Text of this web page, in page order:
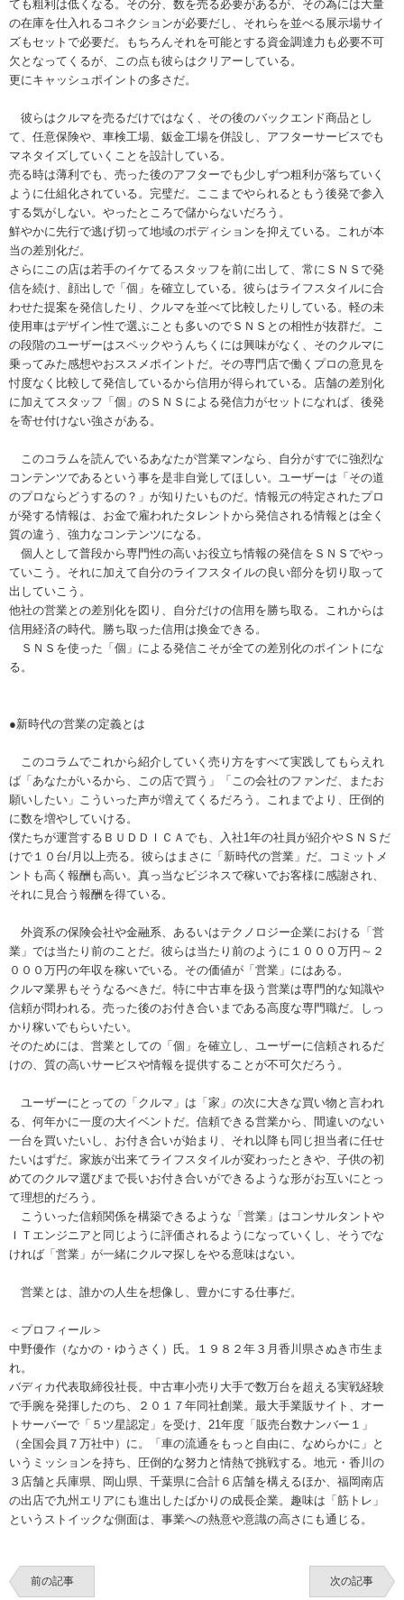
ても粗利は低くなる。その分、数を売る必要があるが、その為には大量
の在庫を仕入れるコネクションが必要だし、それらを並べる展示場サイ
ズもセットで必要だ。もちろんそれを可能とする資金調達力も必要不可
欠となってくるが、この点も彼らはクリアーしている。
更にキャッシュポイントの多さだ。
彼らはクルマを売るだけではなく、その後のバックエンド商品とし
て、任意保険や、車検工場、鈑金工場を併設し、アフターサービスでも
マネタイズしていくことを設計している。
売る時は薄利でも、売った後のアフターでも少しずつ粗利が落ちていく
ように仕組化されている。完璧だ。ここまでやられるともう後発で参入
する気がしない。やったところで儲からないだろう。
鮮やかに先行で逃げ切って地域のポディションを抑えている。これが本
当の差別化だ。
さらにこの店は若手のイケてるスタッフを前に出して、常にＳＮＳで発
信を続け、顔出しで「個」を確立している。彼らはライフスタイルに合
わせた提案を発信したり、クルマを並べて比較したりしている。軽の未
使用車はデザイン性で選ぶことも多いのでＳＮＳとの相性が抜群だ。こ
の段階のユーザーはスペックやうんちくには興味がなく、そのクルマに
乗ってみた感想やおススメポイントだ。その専門店で働くプロの意見を
忖度なく比較して発信しているから信用が得られている。店舗の差別化
に加えてスタッフ「個」のＳＮＳによる発信力がセットになれば、後発
を寄せ付けない強さがある。
このコラムを読んでいるあなたが営業マンなら、自分がすでに強烈な
コンテンツであるという事を是非自覚してほしい。ユーザーは「その道
のプロならどうするの？」が知りたいものだ。情報元の特定されたプロ
が発する情報は、お金で雇われたタレントから発信される情報とは全く
質の違う、強力なコンテンツになる。
個人として普段から専門性の高いお役立ち情報の発信をＳＮＳでやっ
ていこう。それに加えて自分のライフスタイルの良い部分を切り取って
出していこう。
他社の営業との差別化を図り、自分だけの信用を勝ち取る。これからは
信用経済の時代。勝ち取った信用は換金できる。
ＳＮＳを使った「個」による発信こそが全ての差別化のポイントにな
る。
●新時代の営業の定義とは
このコラムでこれから紹介していく売り方をすべて実践してもらえれ
ば「あなたがいるから、この店で買う」「この会社のファンだ、またお
願いしたい」こういった声が増えてくるだろう。これまでより、圧倒的
に数を増やしていける。
僕たちが運営するＢＵＤＤＩＣＡでも、入社1年の社員が紹介やＳＮＳだ
けで１０台/月以上売る。彼らはまさに「新時代の営業」だ。コミットメ
ントも高く報酬も高い。真っ当なビジネスで稼いでお客様に感謝され、
それに見合う報酬を得ている。
外資系の保険会社や金融系、あるいはテクノロジー企業における「営
業」では当たり前のことだ。彼らは当たり前のように１０００万円～２
０００万円の年収を稼いでいる。その価値が「営業」にはある。
クルマ業界もそうなるべきだ。特に中古車を扱う営業は専門的な知識や
信頼が問われる。売った後のお付き合いまである高度な専門職だ。しっ
かり稼いでもらいたい。
そのためには、営業としての「個」を確立し、ユーザーに信頼されるだ
けの、質の高いサービスや情報を提供することが不可欠だろう。
ユーザーにとっての「クルマ」は「家」の次に大きな買い物と言われ
る、何年かに一度の大イベントだ。信頼できる営業から、間違いのない
一台を買いたいし、お付き合いが始まり、それ以降も同じ担当者に任せ
たいはずだ。家族が出来てライフスタイルが変わったときや、子供の初
めてのクルマ選びまで長いお付き合いができるような形がお互いにとっ
て理想的だろう。
こういった信頼関係を構築できるような「営業」はコンサルタントや
ＩＴエンジニアと同じように評価されるようになっていくし、そうでな
ければ「営業」が一緒にクルマ探しをやる意味はない。
営業とは、誰かの人生を想像し、豊かにする仕事だ。
＜プロフィール＞
中野優作（なかの・ゆうさく）氏。１９８２年３月香川県さぬき市生ま
れ。
バディカ代表取締役社長。中古車小売り大手で数万台を超える実戦経験
で手腕を発揮したのち、２０１７年同社創業。最大手業販サイト、オー
トサーバーで「５ツ星認定」を受け、21年度「販売台数ナンバー１」
（全国会員７万社中）に。「車の流通をもっと自由に、なめらかに」と
いうミッションを持ち、圧倒的な努力と情熱で挑戦する。地元・香川の
３店舗と兵庫県、岡山県、千葉県に合計６店舗を構えるほか、福岡南店
の出店で九州エリアにも進出したばかりの成長企業。趣味は「筋トレ」
というストイックな側面は、事業への熱意や意識の高さにも通じる。
前の記事 次の記事